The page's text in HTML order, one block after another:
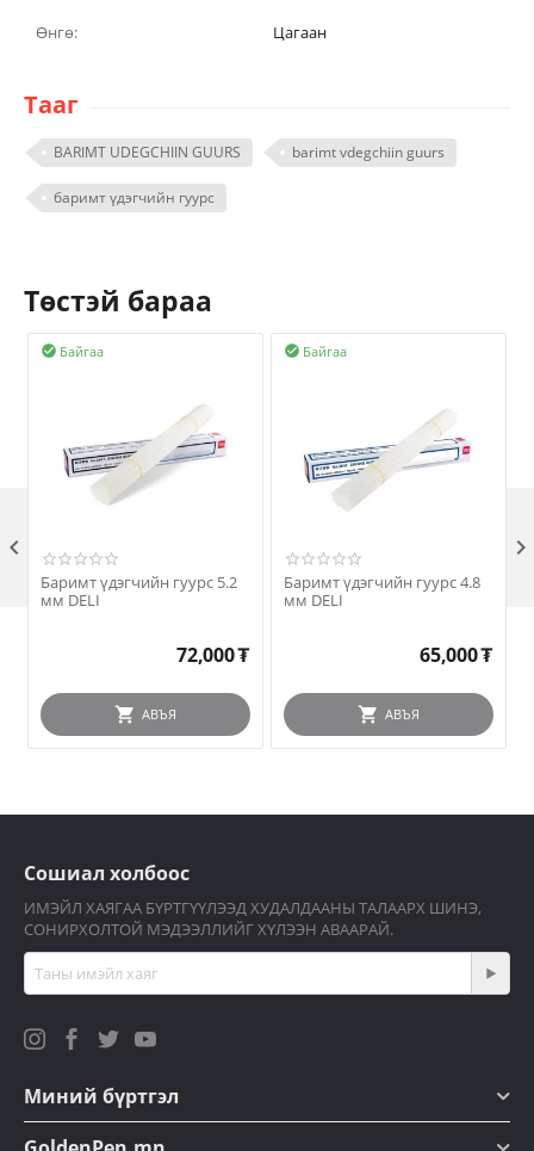
Өнгө: Цагаан
Тааг
BARIMT UDEGCHIIN GUURS barimt vdegchiin guurs
баримт үдэгчийн гуурс
Төстэй бараа
Байгаа

Баримт үдэгчийн гуурс 5.2
мм DELI
72,000₮
АВЪЯ
Байгаа

Баримт үдэгчийн гуурс 4.8
мм DELI
65,000₮
АВЪЯ
 
Сошиал холбоос
ИМЭЙЛ ХАЯГАА БҮРТГҮҮЛЭЭД ХУДАЛДААНЫ ТАЛААРХ ШИНЭ,
СОНИРХОЛТОЙ МЭДЭЭЛЛИЙГ ХҮЛЭЭН АВААРАЙ.
Миний бүртгэл